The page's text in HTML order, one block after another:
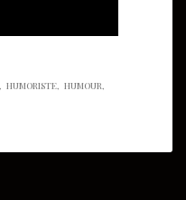
HUMORISTE HUMOUR